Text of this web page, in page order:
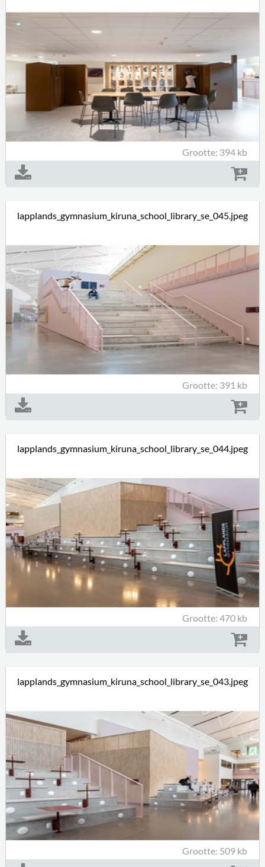
Grootte: 394 kb
lapplands_gymnasium_kiruna_school_library_se_045.jpeg
Grootte: 391 kb
lapplands_gymnasium_kiruna_school_library_se_044.jpeg
Grootte: 470 kb
lapplands_gymnasium_kiruna_school_library_se_043.jpeg
Grootte: 509 kb